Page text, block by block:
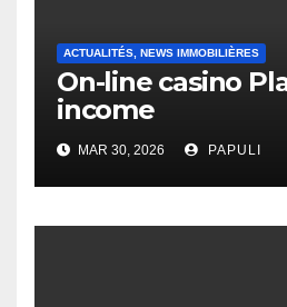
ACTUALITÉS, NEWS IMMOBILIÈRES
On-line casino
income
MAR 30, 2026 PAPULI